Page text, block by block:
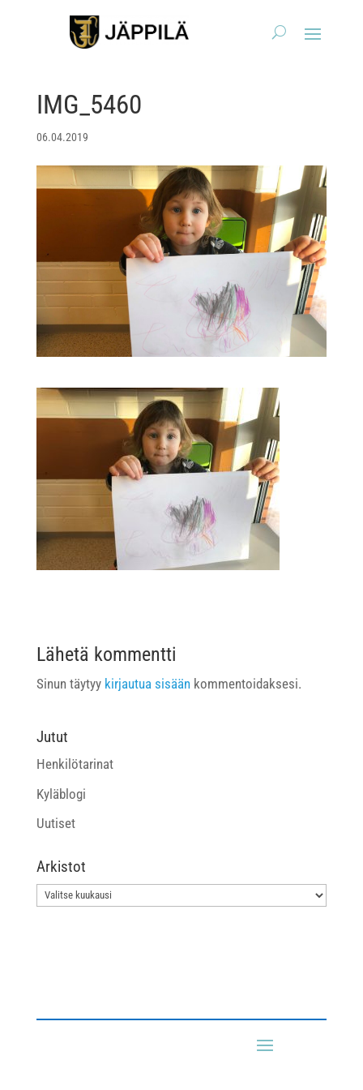
IMG_5460
06.04.2019
Lähetä kommentti
Sinun täytyy kirjautua sisäänkommentoidaksesi.
Jutut
Henkilötarinat
Kyläblogi
Uutiset
Arkistot
Arkistot